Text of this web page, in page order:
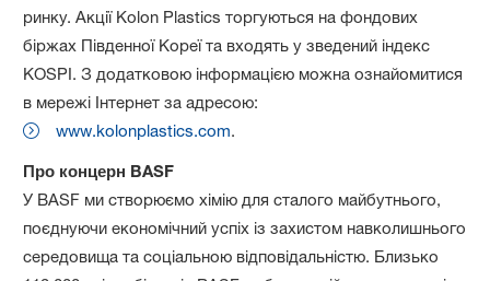
ринку. Акції Kolon Plastics торгуються на фондових
біржах Південної Кореї та входять у зведений індекс
KOSPI. З додатковою інформацією можна ознайомитися
в мережі Інтернет за адресою:
www.kolonplastics.com.
Про концерн BASF
У BASF ми створюємо хімію для сталого майбутнього,
поєднуючи економічний успіх із захистом навколишнього
середовища та соціальною відповідальністю. Близько